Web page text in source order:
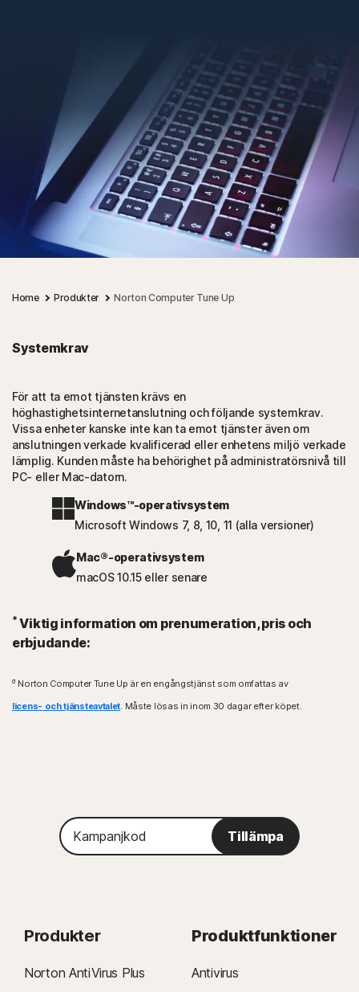
Home Produkter Norton Computer Tune Up
Systemkrav
För att ta emot tjänsten krävs en
höghastighetsinternetanslutning och följande systemkrav.
Vissa enheter kanske inte kan ta emot tjänster även om
anslutningen verkade kvalificerad eller enhetens miljö verkade
lämplig. Kunden måste ha behörighet på administratörsnivå till
PC- eller Mac-datorn.
Windows™-operativsystem
Microsoft Windows 7, 8, 10, 11 (alla versioner)
Mac®-operativsystem
macOS 10.15 eller senare
*Viktig information om prenumeration, pris och
erbjudande:
σNorton Computer Tune Up är en engångstjänst som omfattas av
licens- och tjänsteavtalet . Måste lösas in inom 30 dagar efter köpet.
Kampanjkod
Tillämpa
Produkter
Norton AntiVirus Plus
Produktfunktioner
Antivirus